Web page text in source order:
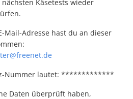
Käsetests wieder
Mail-Adresse hast du an dieser
Nummer lautet: *************
Daten überprüft haben,